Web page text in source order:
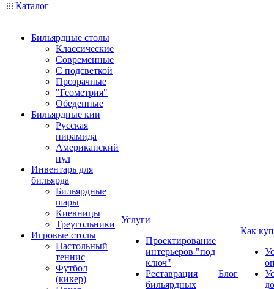
Каталог
Бильярдные столы
Классические
Современные
С подсветкой
Прозрачные
"Геометрия"
Обеденные
Бильярдные кии
Русская
пирамида
Американский
пул
Инвентарь для
бильярда
Бильярдные
шары
Киевницы
Треугольники
Игровые столы
Настольный
теннис
Футбол
(кикер)
Услуги
Проектирование
интерьеров "под
ключ"
Реставрация
бильярдных
Блог
Как